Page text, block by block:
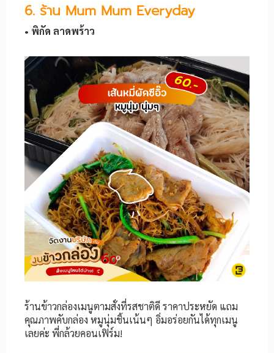
6. ร้าน Mum Mum Everyday
• พิกัด ลาดพร้าว
ร้านข้าวกล่องเมนูตามสั่งที่รสชาติดี ราคาประหยัด แถม
คุณภาพคับกล่อง หมูนุ่มชิ้นเน้นๆ อิ่มอร่อยกันได้ทุกเมนู
เลยค่ะ พี่กล้วยคอนเฟิร์ม!